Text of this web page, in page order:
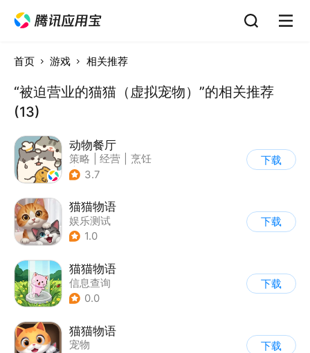
首页 游戏 相关推荐
“被迫营业的猫猫（虚拟宠物）”的相关推荐
(13)
动物餐厅
策略 经营
烹饪
| 宠物
3.7
下载
猫猫物语
娱乐测试
1.0
下载
猫猫物语
信息查询
0.0
下载
猫猫物语
宠物
下载